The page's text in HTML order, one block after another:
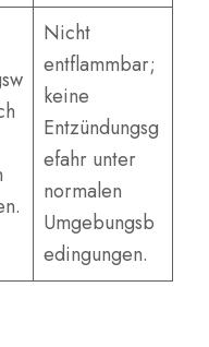
Nicht
entflammbar;
keine
Entzündungsg
efahr unter
normalen
Umgebungsb
edingungen.